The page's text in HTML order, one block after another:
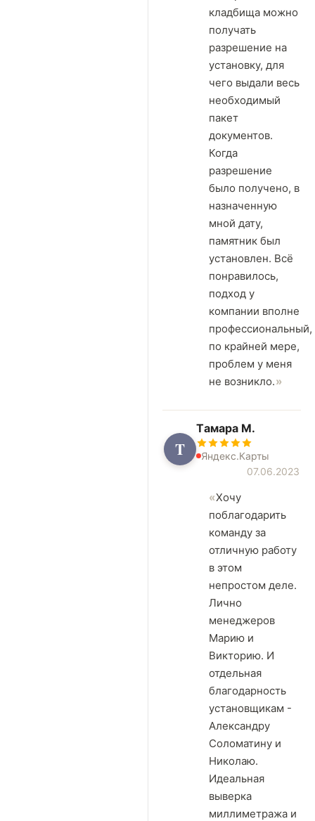
кладбища можно
получать
разрешение на
установку, для
чего выдали весь
необходимый
пакет
документов.
Когда
разрешение
было получено, в
назначенную
мной дату,
памятник был
установлен. Всё
понравилось,
подход у
компании вполне
профессиональный,
по крайней мере,
проблем у меня
не возникло.
T
Tамара М.
Яндекс.Карты
07.06.2023
Хочу
поблагодарить
команду за
отличную работу
в этом
непростом деле.
Лично
менеджеров
Марию и
Викторию. И
отдельная
благодарность
установщикам -
Александру
Соломатину и
Николаю.
Идеальная
выверка
миллиметража и